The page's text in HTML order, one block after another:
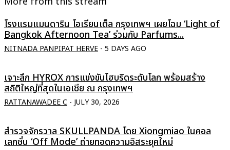
โรงแรมแมนดาริน โอเรียนเต็ล กรุงเทพฯ เผยโฉม ‘Light of
Bangkok Afternoon Tea’ ร่วมกับ Parfums...
NITNADA PANPIPAT HERVE - 5 DAYS AGO
เจาะลึก HYROX การแข่งขันไฮบริดระดับโลก พร้อมสร้าง
สถิติใหญ่ที่สุดในเอเชีย ณ กรุงเทพฯ
RATTANAWADEE C - JULY 30, 2026
สำรวจจักรวาล SKULLPANDA โดย Xiongmiao ในคอล
เลกชั่น ‘Off Mode’ ถ่ายทอดความอิสระยุคใหม่